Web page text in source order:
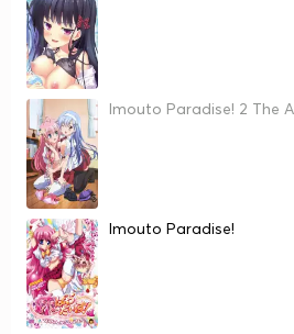
Imouto Paradise! 2 The
Imouto Paradise!